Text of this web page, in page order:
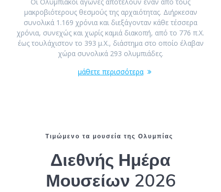
Οι Ολυμπιακοί αγώνες αποτελούν έναν από τους
μακροβιότερους θεσμούς της αρχαιότητας. Διήρκεσαν
συνολικά 1.169 χρόνια και διεξάγονταν κάθε τέσσερα
χρόνια, συνεχώς και χωρίς καμιά διακοπή, από το 776 π.Χ.
έως τουλάχιστον το 393 μ.Χ., διάστημα στο οποίο έλαβαν
χώρα συνολικά 293 ολυμπιάδες.
μάθετε περισσότερα
Τιμώμενο τα μουσεία της Ολυμπίας
Διεθνής Ημέρα
Μουσείων 2026